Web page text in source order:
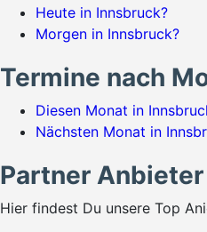
Heute in Innsbruck?
Morgen in Innsbruck?
Termine nach
Diesen Monat in
Nächsten Monat in
Partner Anbieter
Hier findest Du unsere Top